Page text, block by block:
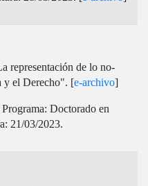
representación de lo no-
y el Derecho". [e-archivo]
Programa: Doctorado en
21/03/2023.